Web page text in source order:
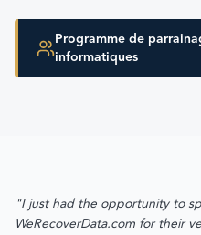
Programme de
informatiques
"I just had the opportunity to
WeRecoverData.com for their